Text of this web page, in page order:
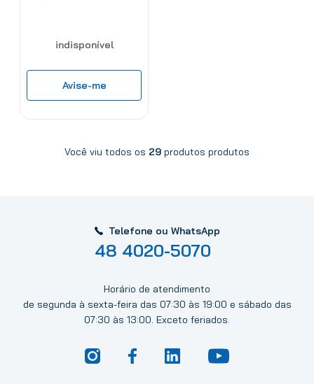
indisponível
Avise-me
Você viu todos os 29 produtos
Telefone ou WhatsApp
48 4020-5070
Horário de atendimento
de segunda à sexta-feira das 07:30 às 19:00 e sábado das
07:30 às 13:00. Exceto feriados.